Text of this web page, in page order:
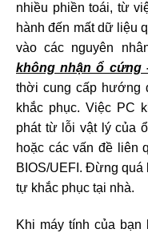
nhiều phiền toái, từ
hành đến mất dữ liệu
vào các nguyên
không nhận ổ cứng
thời cung cấp hướng
khắc phục. Việc PC
phát từ lỗi vật lý của
hoặc các vấn đề liên
BIOS/UEFI. Đừng
tự khắc phục tại nhà.
Khi máy tính của